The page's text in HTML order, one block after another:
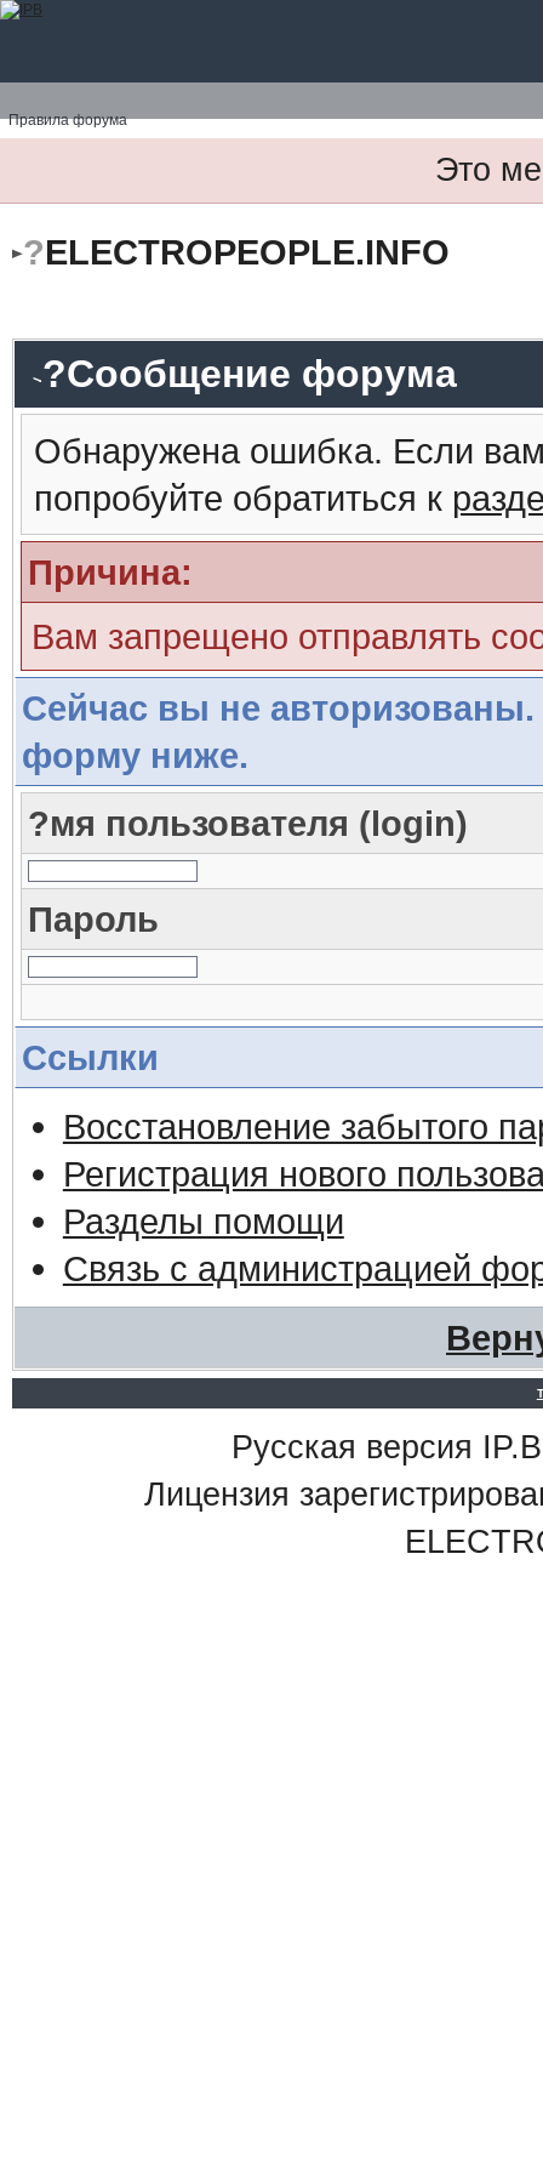
Правила форума
Это
?ELECTROPEOPLE.INFO
?Сообщение форума
Обнаружена ошибка. Если
попробуйте обратиться к
Причина:
Вам запрещено отправлять
Сейчас вы не авторизованы.
форму ниже.
?мя пользователя (login)
Пароль
Ссылки
Восстановление забытого
Регистрация нового
Разделы помощи
Связь с администрацией
Русская версия
Лицензия